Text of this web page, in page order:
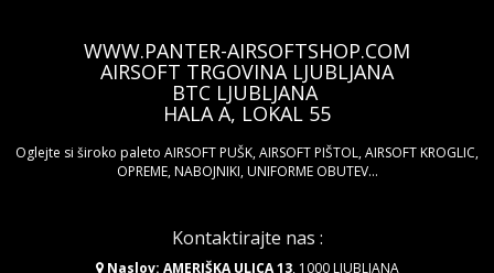
WWW.PANTER-AIRSOFTSHOP.COM
AIRSOFT TRGOVINA LJUBLJANA
BTC LJUBLJANA
HALA A, LOKAL 55
Oglejte si široko paleto AIRSOFT PUŠK, AIRSOFT PIŠTOL, AIRSOFT KROGLIC,
OPREME, NABOJNIKI, UNIFORME OBUTEV...
Kontaktirajte nas :
Naslov: AMERIŠKA ULICA 13, 1000 LJUBLJANA